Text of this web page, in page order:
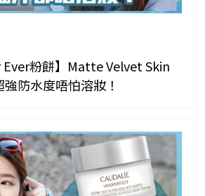
Ever粉餅】Matte Velvet Skin
防水度唔怕溶妝！